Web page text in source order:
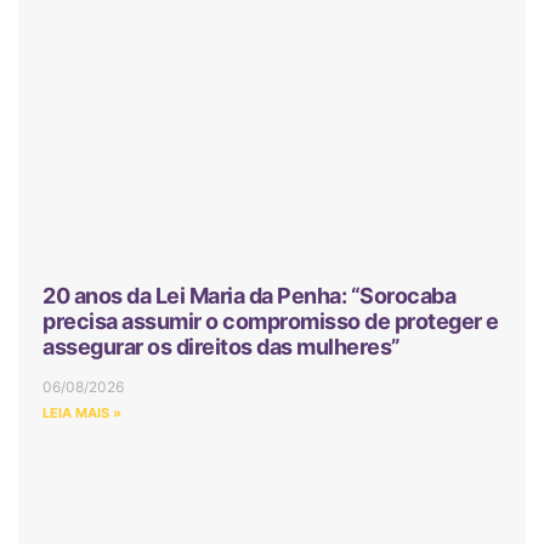
20 anos da Lei Maria da Penha: “Sorocaba
precisa assumir o compromisso de proteger e
assegurar os direitos das mulheres”
06/08/2026
LEIA MAIS »